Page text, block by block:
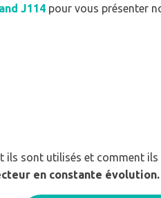
J114 pour vous présenter
sont utilisés et comment ils
en constante évolution.